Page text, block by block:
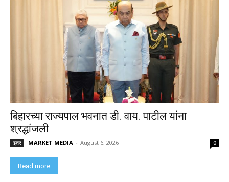
बिहारच्या राज्यपाल भवनात डी. वाय. पाटील यांना
श्रद्धांजली
इतर MARKET MEDIA - August 6, 2026 0
Read more